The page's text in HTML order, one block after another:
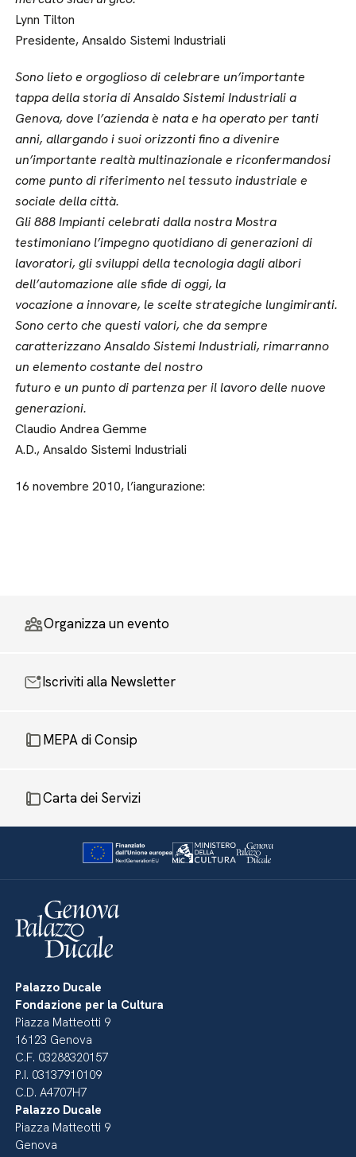
Lynn Tilton
Presidente, Ansaldo Sistemi Industriali
Sono lieto e orgoglioso di celebrare un’importante
tappa della storia di Ansaldo Sistemi Industriali a
Genova, dove l’azienda è nata e ha operato per tanti
anni, allargando i suoi orizzonti fino a divenire
un’importante realtà multinazionale e riconfermandosi
come punto di riferimento nel tessuto industriale e
sociale della città.
Gli 888 Impianti celebrati dalla nostra Mostra
testimoniano l’impegno quotidiano di generazioni di
lavoratori, gli sviluppi della tecnologia dagli albori
dell’automazione alle sfide di oggi, la
vocazione a innovare, le scelte strategiche lungimiranti.
Sono certo che questi valori, che da sempre
caratterizzano Ansaldo Sistemi Industriali, rimarranno
un elemento costante del nostro
futuro e un punto di partenza per il lavoro delle nuove
generazioni.
Claudio Andrea Gemme
A.D., Ansaldo Sistemi Industriali
16 novembre 2010, l’iangurazione:
Organizza un evento
Iscriviti alla Newsletter
MEPA di Consip
Carta dei Servizi
Palazzo Ducale
Fondazione per la Cultura
Piazza Matteotti 9
16123 Genova
C.F. 03288320157
P.I. 03137910109
C.D. A4707H7
Palazzo Ducale
Piazza Matteotti 9
Genova